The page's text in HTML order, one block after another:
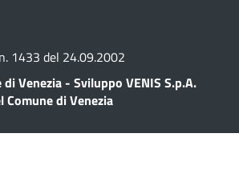
1433 del 24.09.2002
Venezia - Sviluppo VENIS S.p.A.
di Venezia